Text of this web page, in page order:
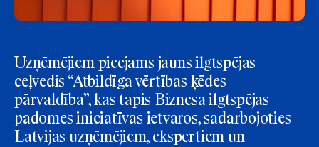
Uzņēmējiem pieejams jauns ilgtspējas
ceļvedis “Atbildīga vērtības ķēdes
pārvaldība”, kas tapis Biznesa ilgtspējas
padomes iniciatīvas ietvaros, sadarbojoties
Latvijas uzņēmējiem, ekspertiem un